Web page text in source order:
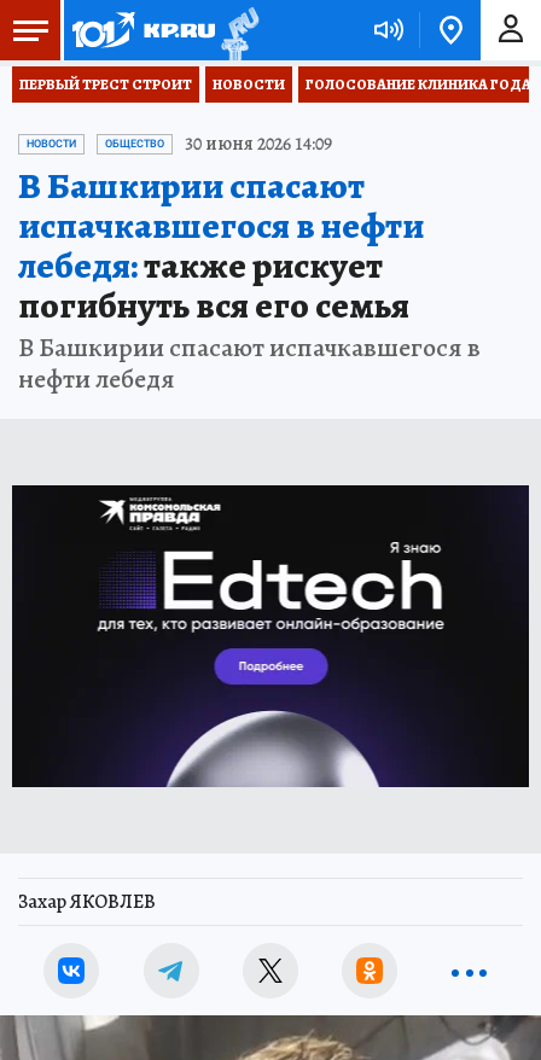
ПЕРВЫЙ ТРЕСТ СТРОИТ НОВОСТИ ГОЛОСОВАНИЕ КЛИНИКА ГОДА
НОВОСТИ ОБЩЕСТВО 30 июня 2026 14:09
В Башкирии спасают
испачкавшегося в нефти
лебедя:также рискует
погибнуть вся его семья
В Башкирии спасают испачкавшегося в
нефти лебедя
Захар ЯКОВЛЕВ